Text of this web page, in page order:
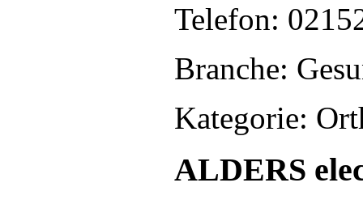
Telefon:
Branche:
Kategorie:
ALDERS